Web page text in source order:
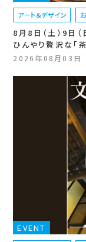
アート＆デザイン
8月8日（土）9日
ひんやり贅沢な「
2026年08月03日
EVENT